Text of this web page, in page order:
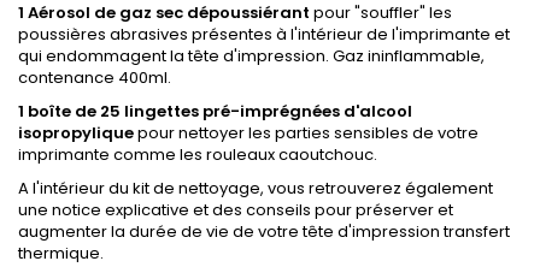
1 Aérosol de gaz sec dépoussiérant pour "souffler" les
poussières abrasives présentes à l'intérieur de l'imprimante et
qui endommagent la tête d'impression. Gaz ininflammable,
contenance 400ml.
1 boîte de 25 lingettes pré-imprégnées d'alcool
isopropyliquepour nettoyer les parties sensibles de votre
imprimante comme les rouleaux caoutchouc.
A l'intérieur du kit de nettoyage, vous retrouverez également
une notice explicative et des conseils pour préserver et
augmenter la durée de vie de votre tête d'impression transfert
thermique.